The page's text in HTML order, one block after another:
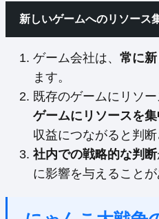
新しいゲームへのリソース
ゲーム会社は、 常に
ます。
既存のゲームにリソー
ゲームにリソースを集
収益につながると判
社内での戦略的な判断
に影響を与えることが